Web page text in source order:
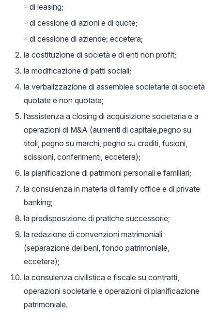
– di leasing;
– di cessione di azioni e di quote;
– di cessione di aziende; eccetera;
la costituzione di società e di enti non profit;
la modificazione di patti sociali;
la verbalizzazione di assemblee societarie di società
quotate e non quotate;
l’assistenza a closing di acquisizione societaria e a
operazioni di M&A (aumenti di capitale,pegno su
titoli, pegno su marchi, pegno su crediti, fusioni,
scissioni, conferimenti, eccetera);
la pianificazione di patrimoni personali e familiari;
la consulenza in materia di family office e di private
banking;
la predisposizione di pratiche successorie;
la redazione di convenzioni matrimoniali
(separazione dei beni, fondo patrimoniale,
eccetera);
la consulenza civilistica e fiscale su contratti,
operazioni societarie e operazioni di pianificazione
patrimoniale.